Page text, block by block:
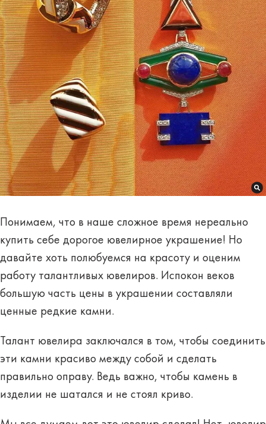
Понимаем, что в наше сложное время нереально
купить себе дорогое ювелирное украшение! Но
давайте хоть полюбуемся на красоту и оценим
работу талантливых ювелиров. Испокон веков
большую часть цены в украшении составляли
ценные редкие камни.
Талант ювелира заключался в том, чтобы соединить
эти камни красиво между собой и сделать
правильно оправу. Ведь важно, чтобы камень в
изделии не шатался и не стоял криво.